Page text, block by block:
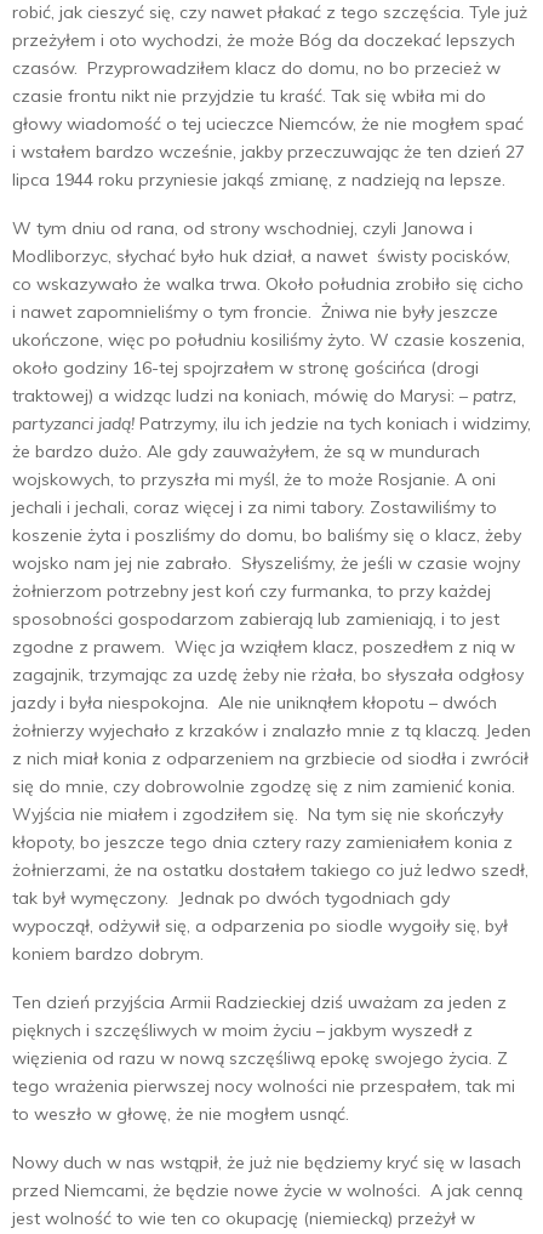
robić, jak cieszyć się, czy nawet płakać z tego szczęścia. Tyle już
przeżyłem i oto wychodzi, że może Bóg da doczekać lepszych
czasów. Przyprowadziłem klacz do domu, no bo przecież w
czasie frontu nikt nie przyjdzie tu kraść. Tak się wbiła mi do
głowy wiadomość o tej ucieczce Niemców, że nie mogłem spać
i wstałem bardzo wcześnie, jakby przeczuwając że ten dzień 27
lipca 1944 roku przyniesie jakąś zmianę, z nadzieją na lepsze.
W tym dniu od rana, od strony wschodniej, czyli Janowa i
Modliborzyc, słychać było huk dział, a nawet świsty pocisków,
co wskazywało że walka trwa. Około południa zrobiło się cicho
i nawet zapomnieliśmy o tym froncie. Żniwa nie były jeszcze
ukończone, więc po południu kosiliśmy żyto. W czasie koszenia,
około godziny 16-tej spojrzałem w stronę gościńca (drogi
traktowej) a widząc ludzi na koniach, mówię do Marysi: – patrz,
partyzanci jadą! Patrzymy, ilu ich jedzie na tych koniach i widzimy,
że bardzo dużo. Ale gdy zauważyłem, że są w mundurach
wojskowych, to przyszła mi myśl, że to może Rosjanie. A oni
jechali i jechali, coraz więcej i za nimi tabory. Zostawiliśmy to
koszenie żyta i poszliśmy do domu, bo baliśmy się o klacz, żeby
wojsko nam jej nie zabrało. Słyszeliśmy, że jeśli w czasie wojny
żołnierzom potrzebny jest koń czy furmanka, to przy każdej
sposobności gospodarzom zabierają lub zamieniają, i to jest
zgodne z prawem. Więc ja wziąłem klacz, poszedłem z nią w
zagajnik, trzymając za uzdę żeby nie rżała, bo słyszała odgłosy
jazdy i była niespokojna. Ale nie uniknąłem kłopotu – dwóch
żołnierzy wyjechało z krzaków i znalazło mnie z tą klaczą. Jeden
z nich miał konia z odparzeniem na grzbiecie od siodła i zwrócił
się do mnie, czy dobrowolnie zgodzę się z nim zamienić konia.
Wyjścia nie miałem i zgodziłem się. Na tym się nie skończyły
kłopoty, bo jeszcze tego dnia cztery razy zamieniałem konia z
żołnierzami, że na ostatku dostałem takiego co już ledwo szedł,
tak był wymęczony. Jednak po dwóch tygodniach gdy
wypoczął, odżywił się, a odparzenia po siodle wygoiły się, był
koniem bardzo dobrym.
Ten dzień przyjścia Armii Radzieckiej dziś uważam za jeden z
pięknych i szczęśliwych w moim życiu – jakbym wyszedł z
więzienia od razu w nową szczęśliwą epokę swojego życia. Z
tego wrażenia pierwszej nocy wolności nie przespałem, tak mi
to weszło w głowę, że nie mogłem usnąć.
Nowy duch w nas wstąpił, że już nie będziemy kryć się w lasach
przed Niemcami, że będzie nowe życie w wolności. A jak cenną
jest wolność to wie ten co okupację (niemiecką) przeżył w